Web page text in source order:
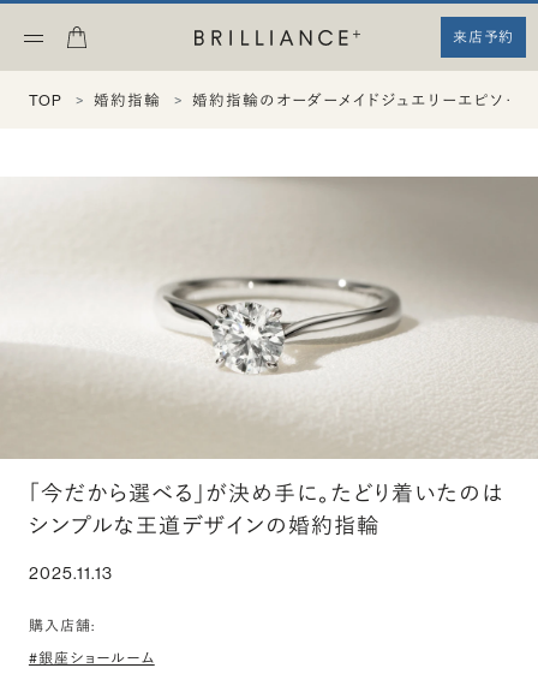
来店予約
TOP 婚約指輪 婚約指輪のオーダーメイドジュエリーエピソー
「今だから選べる」が決め手に。たどり着いたのは
シンプルな王道デザインの婚約指輪
2025.11.13
購入店舗:
#銀座ショールーム